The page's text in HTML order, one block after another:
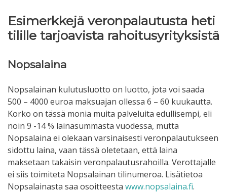
Esimerkkejä veronpalautusta heti
tilille tarjoavista rahoitusyrityksistä
Nopsalaina
Nopsalainan kulutusluotto on luotto, jota voi saada
500 – 4000 euroa maksuajan ollessa 6 – 60 kuukautta.
Korko on tässä monia muita palveluita edullisempi, eli
noin 9 -14 % lainasummasta vuodessa, mutta
Nopsalaina ei olekaan varsinaisesti veronpalautukseen
sidottu laina, vaan tässä oletetaan, että laina
maksetaan takaisin veronpalautusrahoilla. Verottajalle
ei siis toimiteta Nopsalainan tilinumeroa. Lisätietoa
Nopsalainasta saa osoitteesta www.nopsalaina.fi.